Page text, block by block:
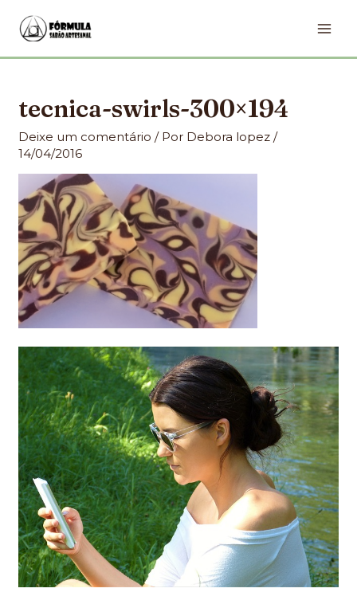
para
o
tecnica-swirls-300×194
Deixe um comentário / Por Debora lopez/
14/04/2016